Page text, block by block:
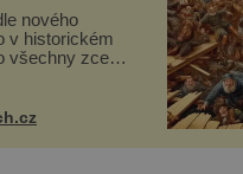
nového
v historickém
všechny zcela
se mohou
pes...